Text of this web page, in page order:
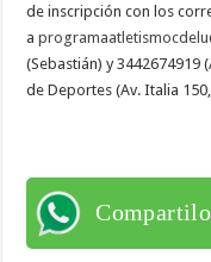
de inscripción con los
a
(Sebastián) y 3442674919
de Deportes (Av. Italia